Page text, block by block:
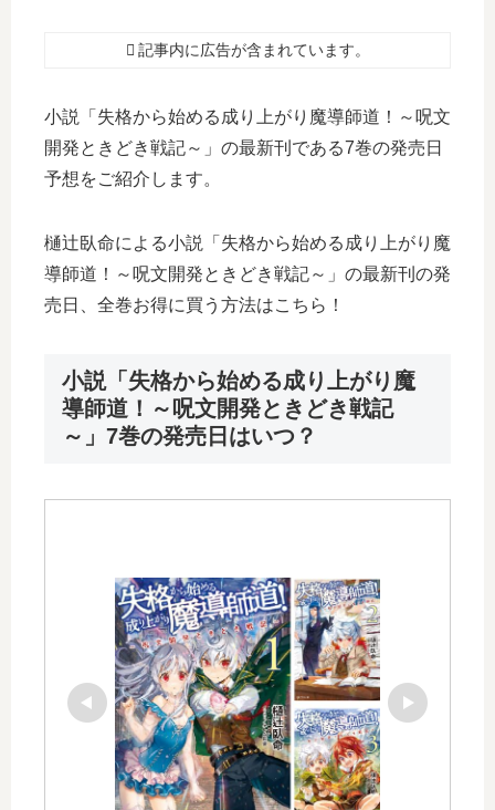
記事内に広告が含まれています。
小説「失格から始める成り上がり魔導師道！～呪文
開発ときどき戦記～」の最新刊である7巻の発売日
予想をご紹介します。
樋辻臥命による小説「失格から始める成り上がり魔
導師道！～呪文開発ときどき戦記～」の最新刊の発
売日、全巻お得に買う方法はこちら！
小説「失格から始める成り上がり魔
導師道！～呪文開発ときどき戦記
～」7巻の発売日はいつ？